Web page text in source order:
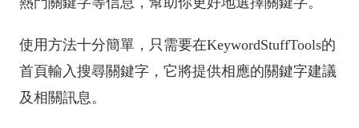
使用方法十分簡單，只需要在KeywordStuffTools的
首頁輸入搜尋關鍵字，它將提供相應的關鍵字建議
及相關訊息。